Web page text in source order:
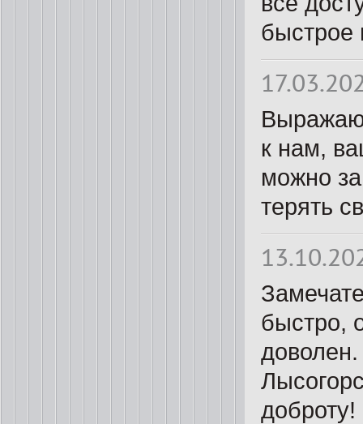
быстрое
Выражаю
к нам,
можно
терять
быстро,
доброту!